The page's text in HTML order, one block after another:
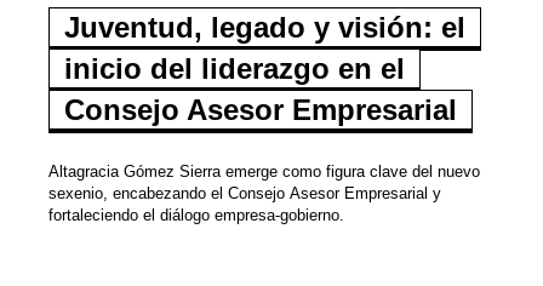
Juventud, legado y visión: el
inicio del liderazgo en el
Consejo Asesor Empresarial
Altagracia Gómez Sierra emerge como figura clave del nuevo
sexenio, encabezando el Consejo Asesor Empresarial y
fortaleciendo el diálogo empresa-gobierno.